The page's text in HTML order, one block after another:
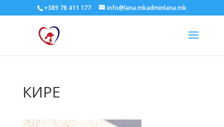
+389 78 411 177 info@lana.mkadminlana.mk
КИРЕ